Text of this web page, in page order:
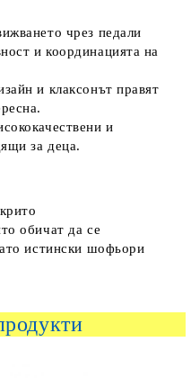
чрез педали
и координацията на
и клаксонът правят
и
за деца.
обичат да се
истински шофьори